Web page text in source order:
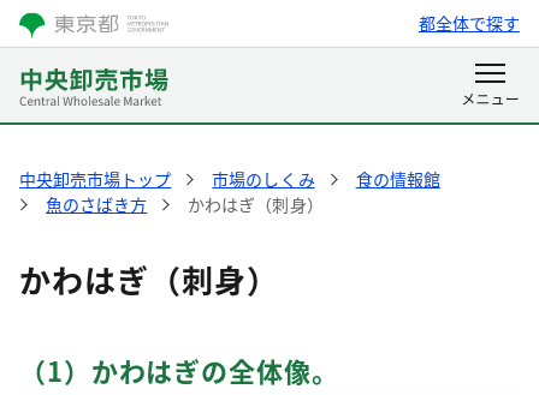
都全体で探す
中央卸売市場トップ 市場のしくみ
食の情報館
魚のさばき方
かわはぎ（刺身）
かわはぎ（刺身）
（1）かわはぎの全体像。